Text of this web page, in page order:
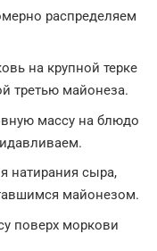
распределяем
на крупной терке
третью майонеза.
массу на блюдо
натирания сыра,
майонезом.
поверх моркови